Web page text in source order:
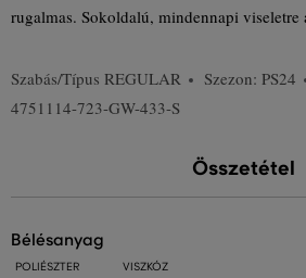
rugalmas. Sokoldalú, mindennapi viseletre
Szabás/Típus REGULAR Szezon: PS24
4751114-723-GW-433-S
Összetétel
bélésanyag
POLIÉSZTER VISZKÓZ